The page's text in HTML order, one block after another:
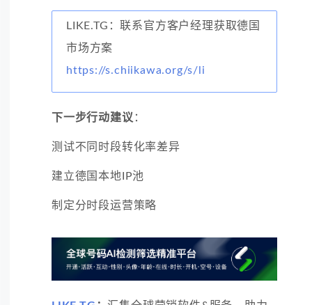
LIKE.TG：联系官方客户经理获取德国
市场方案
https://s.chiikawa.org/s/li
下一步行动建议 ：
测试不同时段转化率差异
建立德国本地IP池
制定分时段运营策略